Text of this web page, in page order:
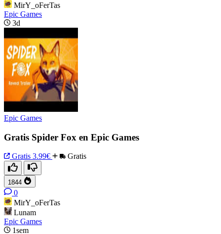
MirY_oFerTas
Epic Games
3d
Epic Games
Gratis Spider Fox en Epic Games
Gratis 3.99€ Gratis
1844
0
MirY_oFerTas
Lunam
Epic Games
1sem